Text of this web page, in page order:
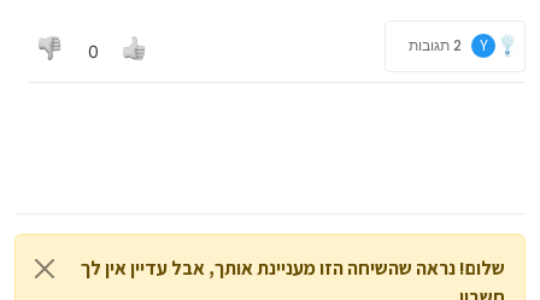
Y 2 תגובות 0
שלום! נראה שהשיחה הזו מעניינת אותך, אבל עדיין אין לך